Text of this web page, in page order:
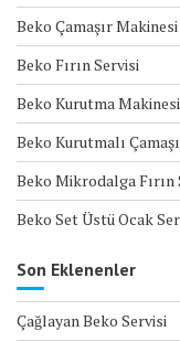
Beko Çamaşır
Beko Fırın Servisi
Beko Kurutma
Beko Kurutmalı
Beko Mikrodalga Fırın
Beko Set Üstü Ocak
Son Eklenenler
Çağlayan Beko Servisi